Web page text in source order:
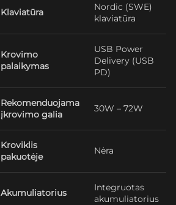
Klaviatūra
Nordic (SWE)
klaviatūra
Krovimo
palaikymas
USB Power
Delivery (USB
PD)
Rekomenduojama
įkrovimo galia
30W – 72W
Kroviklis
pakuotėje
Nėra
Akumuliatorius
Integruotas
akumuliatorius